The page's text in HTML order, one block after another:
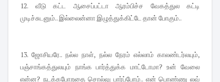
12. வீடு கட்ட ஆசைப்பட்டா ஆரம்பிச்ச வேகத்துல கட்டி
முடிச்சுடனும்.. இல்லைன்னா இழுத்துக்கிட்டே தான் போகும்..
13. ஜோசியரே.. நல்ல நாள், நல்ல நேரம் எல்லாம் காலண்டர்லயும்,
பஞ்சாங்கத்துலயும் நாங்க பார்த்துக்க மாட்டோமா? உன் வேலை
என்ன? நடக்கபோறதை சொல்லு பார்ப்போம்.. என் பொண்ணு லவ்